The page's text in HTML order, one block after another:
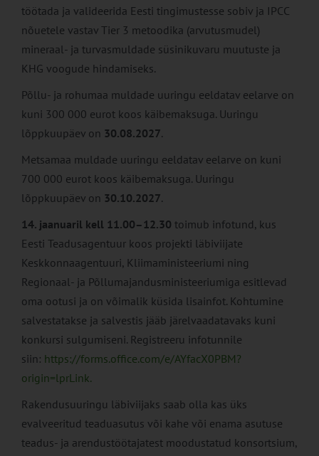
töötada ja valideerida Eesti tingimustesse sobiv ja IPCC
nõuetele vastav Tier 3 metoodika (arvutusmudel)
mineraal- ja turvasmuldade süsinikuvaru muutuste ja
KHG voogude hindamiseks.
Põllu- ja rohumaa muldade uuringu eeldatav eelarve on
kuni 300 000 eurot koos käibemaksuga. Uuringu
lõppkuupäev on 30.08.2027.
Metsamaa muldade uuringu eeldatav eelarve on kuni
700 000 eurot koos käibemaksuga. Uuringu
lõppkuupäev on 30.10.2027.
14. jaanuaril kell 11.00–12.30 toimub infotund, kus
Eesti Teadusagentuur koos projekti läbiviijate
Keskkonnaagentuuri, Kliimaministeeriumi ning
Regionaal- ja Põllumajandusministeeriumiga esitlevad
oma ootusi ja on võimalik küsida lisainfot. Kohtumine
salvestatakse ja salvestis jääb järelvaadatavaks kuni
konkursi sulgumiseni. Registreeru infotunnile
siin: https://forms.office.com/e/AYfacX0PBM?
origin=lprLink.
Rakendusuuringu läbiviijaks saab olla kas üks
evalveeritud teaduasutus või kahe või enama asutuse
teadus- ja arendustöötajatest moodustatud konsortsium,